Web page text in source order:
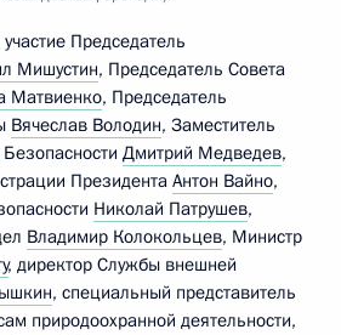
Председатель
Мишустин, Председатель Совета
Матвиенко, Председатель
Вячеслав Володин, Заместитель
Дмитрий Медведев,
Президента Антон Вайно,
Николай Патрушев,
Владимир Колокольцев, Министр
, директор Службы внешней
, специальный представитель
природоохранной деятельности,